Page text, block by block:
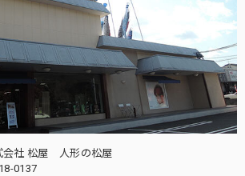
04/16
ったりのサイズでとても素敵な五月人形が
も興味津々でとても嬉しいです。配送も丁
たので安心できました。ありがとうござ
会社 松屋 人形の松屋
0137